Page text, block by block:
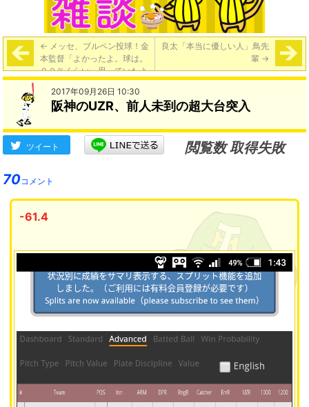
← メッセ、ブルペン投球！金
本監督「よかったよ。球は。
９０％くらい。思っていたよ
り回復が早い」
良太「本当に優しい人」鳥先
輩 →
2017年09月26日 10:30
阪神のUZR、前人未到の超大台突入
ツイート
閲覧数 取得失敗
70コメント
-61.4